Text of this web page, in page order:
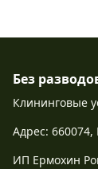
Без
Клининговые
Адрес: 660074,
ИП Ермохин